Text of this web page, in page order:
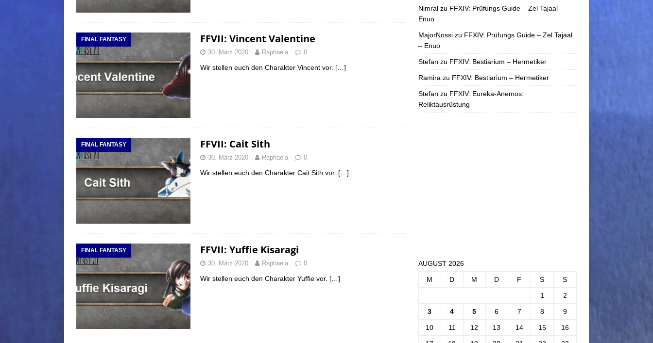
FINAL FANTASY FFVII: Vincent Valentine
30. März 2020 Raphaela 0
Wir stellen euch den Charakter Vincent vor. […]
FINAL FANTASY FFVII: Cait Sith
30. März 2020 Raphaela 0
Wir stellen euch den Charakter Cait Sith vor. […]
FINAL FANTASY FFVII: Yuffie Kisaragi
30. März 2020 Raphaela 0
Wir stellen euch den Charakter Yuffie vor. […]
Nimralzu FFXIV: Prüfungs Guide – Zel Tajaal –
Enuo
MajorNossizu FFXIV: Prüfungs Guide – Zel Tajaal
– Enuo
Stefan zu FFXIV: Bestiarium – Hermetiker
Ramira zu FFXIV: Bestiarium – Hermetiker
Stefan zu FFXIV: Eureka-Anemos:
Reliktausrüstung
AUGUST 2026
M D M D F S S
1 2
3 4 5 6 7 8 9
10 11 12 13 14 15 16